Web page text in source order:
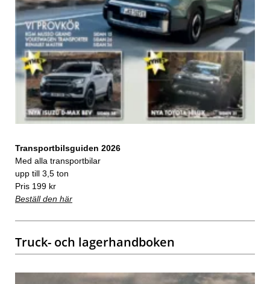
Transportbilsguiden 2026
Med alla transportbilar
upp till 3,5 ton
Pris 199 kr
Beställ den här
Truck- och lagerhandboken